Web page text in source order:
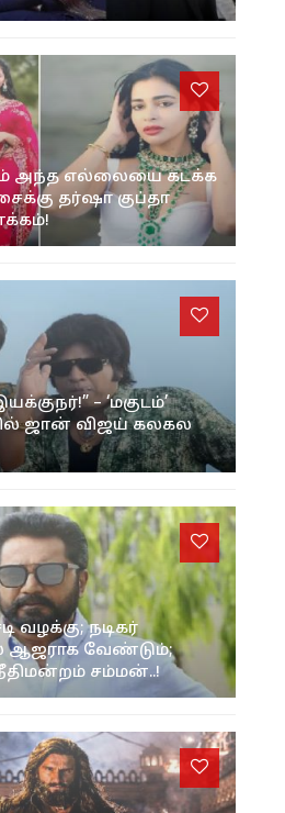
அந்த எல்லையை கடக்க
தர்ஷா குப்தா
– ‘மகுடம்’
ஜான் விஜய் கலகல
நடிகர்
ஆஜராக வேண்டும்;
சம்மன்..!